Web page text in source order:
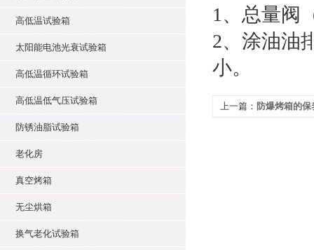
高低温试验箱
太阳能电池光衰试验箱
高低温循环试验箱
高低温低气压试验箱
防锈油脂试验箱
老化房
真空烤箱
无尘烘箱
换气老化试验箱
1、总量阀
2、涂油油
小。
上一篇： 防爆烤箱的保